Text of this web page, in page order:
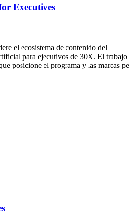
Executives
el ecosistema de contenido del
para ejecutivos de 30X. El trabajo
posicione el programa y las marcas pe